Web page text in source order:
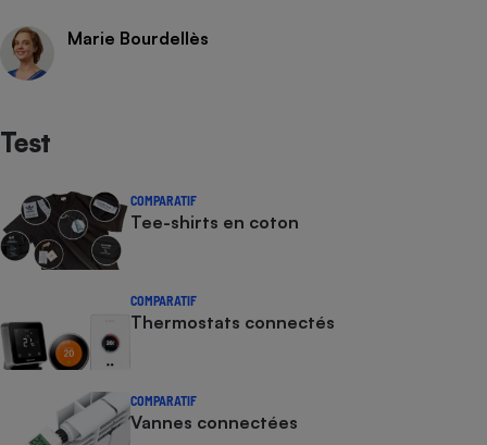
Marie Bourdellès
Test
COMPARATIF
Tee-shirts en coton
COMPARATIF
Thermostats connectés
COMPARATIF
Vannes connectées